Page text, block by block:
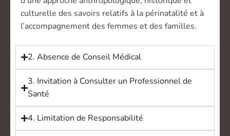
culturelle des savoirs relatifs à la périnatalité et à
l’accompagnement des femmes et des familles.
2. Absence de Conseil Médical
3. Invitation à Consulter un Professionnel de
Santé
4. Limitation de Responsabilité